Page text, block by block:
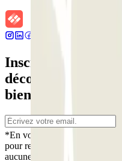
Inscrivez-vous à
découvrez des
bien d'autres
*En vous inscrivant, vous
pour recevoir des
aucune obligation, vous